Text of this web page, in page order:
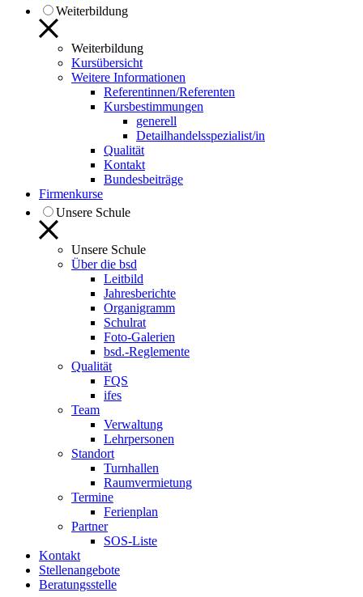
Weiterbildung
Weiterbildung
Kursübersicht
Weitere Informationen
Referentinnen/Referenten
Kursbestimmungen
generell
Detailhandelsspezialist/in
Qualität
Kontakt
Bundesbeiträge
Firmenkurse
Unsere Schule
Unsere Schule
Über die bsd
Leitbild
Jahresberichte
Organigramm
Schulrat
Foto-Galerien
bsd.-Reglemente
Qualität
FQS
ifes
Team
Verwaltung
Lehrpersonen
Standort
Turnhallen
Raumvermietung
Termine
Ferienplan
Partner
SOS-Liste
Kontakt
Stellenangebote
Beratungsstelle